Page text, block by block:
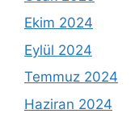
Ekim 2024
Eylül 2024
Temmuz 2024
Haziran 2024